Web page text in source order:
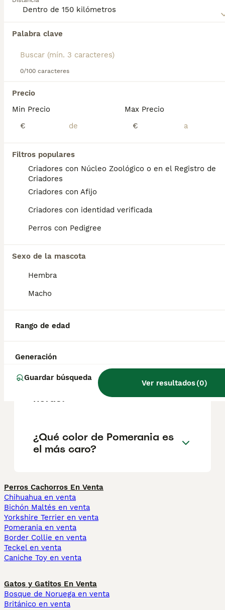
Palabra clave
0/100 caracteres
Precio
Min Precio
€
Max Precio
€
Filtros populares
Criadores con Núcleo Zoológico o en el Registro de
Criadores
Criadores con Afijo
Criadores con identidad verificada
Perros con Pedigree
Sexo de la mascota
Hembra
Macho
Rango de edad
Generación
Guardar búsqueda
Ver resultados(0)
Lee nuestra
página de consejos de compra de Pomerania
Encontramos 0 Pomerania Perros en
Si deseas exactamente esta búsqueda guarda tu
búsqueda y espera el resultado perfecto:
Preguntas frecuentes
¿Cuánto cuesta un cachorro
de Pomerania?
El coste medio de un cachorro de Pomerania
en España es de aproximadamente 990€,
aunque los precios pueden variar según
factores como el pedigrí, la reputación del
¿Cuáles son los 3 tipos de
¿Cuánto vive un Pomerania
¿Puedo dejar a mi
pomerania solo durante 8
horas?
¿Qué color de Pomerania es
el más caro?
Perros Cachorros En Venta
Chihuahua en venta
Bichón Maltés en venta
Yorkshire Terrier en venta
Pomerania en venta
Border Collie en venta
Teckel en venta
Caniche Toy en venta
Gatos y Gatitos En Venta
Bosque de Noruega en venta
Británico en venta